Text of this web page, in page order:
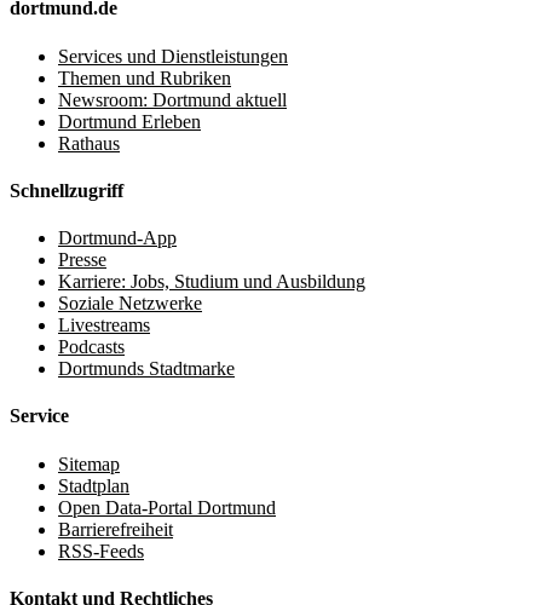
dortmund.de
Services und Dienstleistungen
Themen und Rubriken
Newsroom: Dortmund aktuell
Dortmund Erleben
Rathaus
Schnellzugriff
Dortmund-App
Presse
Karriere: Jobs, Studium und Ausbildung
Soziale Netzwerke
Livestreams
Podcasts
Dortmunds Stadtmarke
Service
Sitemap
Stadtplan
Open Data-Portal Dortmund
Barrierefreiheit
RSS-Feeds
Kontakt und Rechtliches